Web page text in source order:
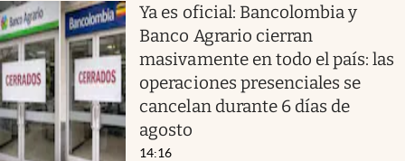
Ya es oficial: Bancolombia y
Banco Agrario cierran
masivamente en todo el país: las
operaciones presenciales se
cancelan durante 6 días de
agosto
14:16